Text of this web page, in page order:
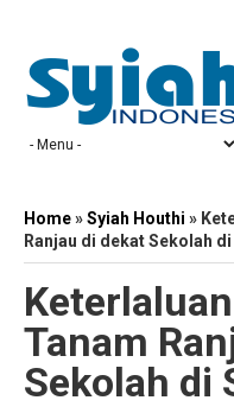
Home»Syiah Houthi »
Ranjau di dekat Sekolah di
Tanam
Sekolah di